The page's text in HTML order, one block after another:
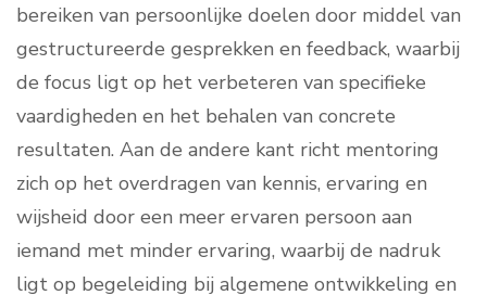
bereiken van persoonlijke doelen door middel van
gestructureerde gesprekken en feedback, waarbij
de focus ligt op het verbeteren van specifieke
vaardigheden en het behalen van concrete
resultaten. Aan de andere kant richt mentoring
zich op het overdragen van kennis, ervaring en
wijsheid door een meer ervaren persoon aan
iemand met minder ervaring, waarbij de nadruk
ligt op begeleiding bij algemene ontwikkeling en